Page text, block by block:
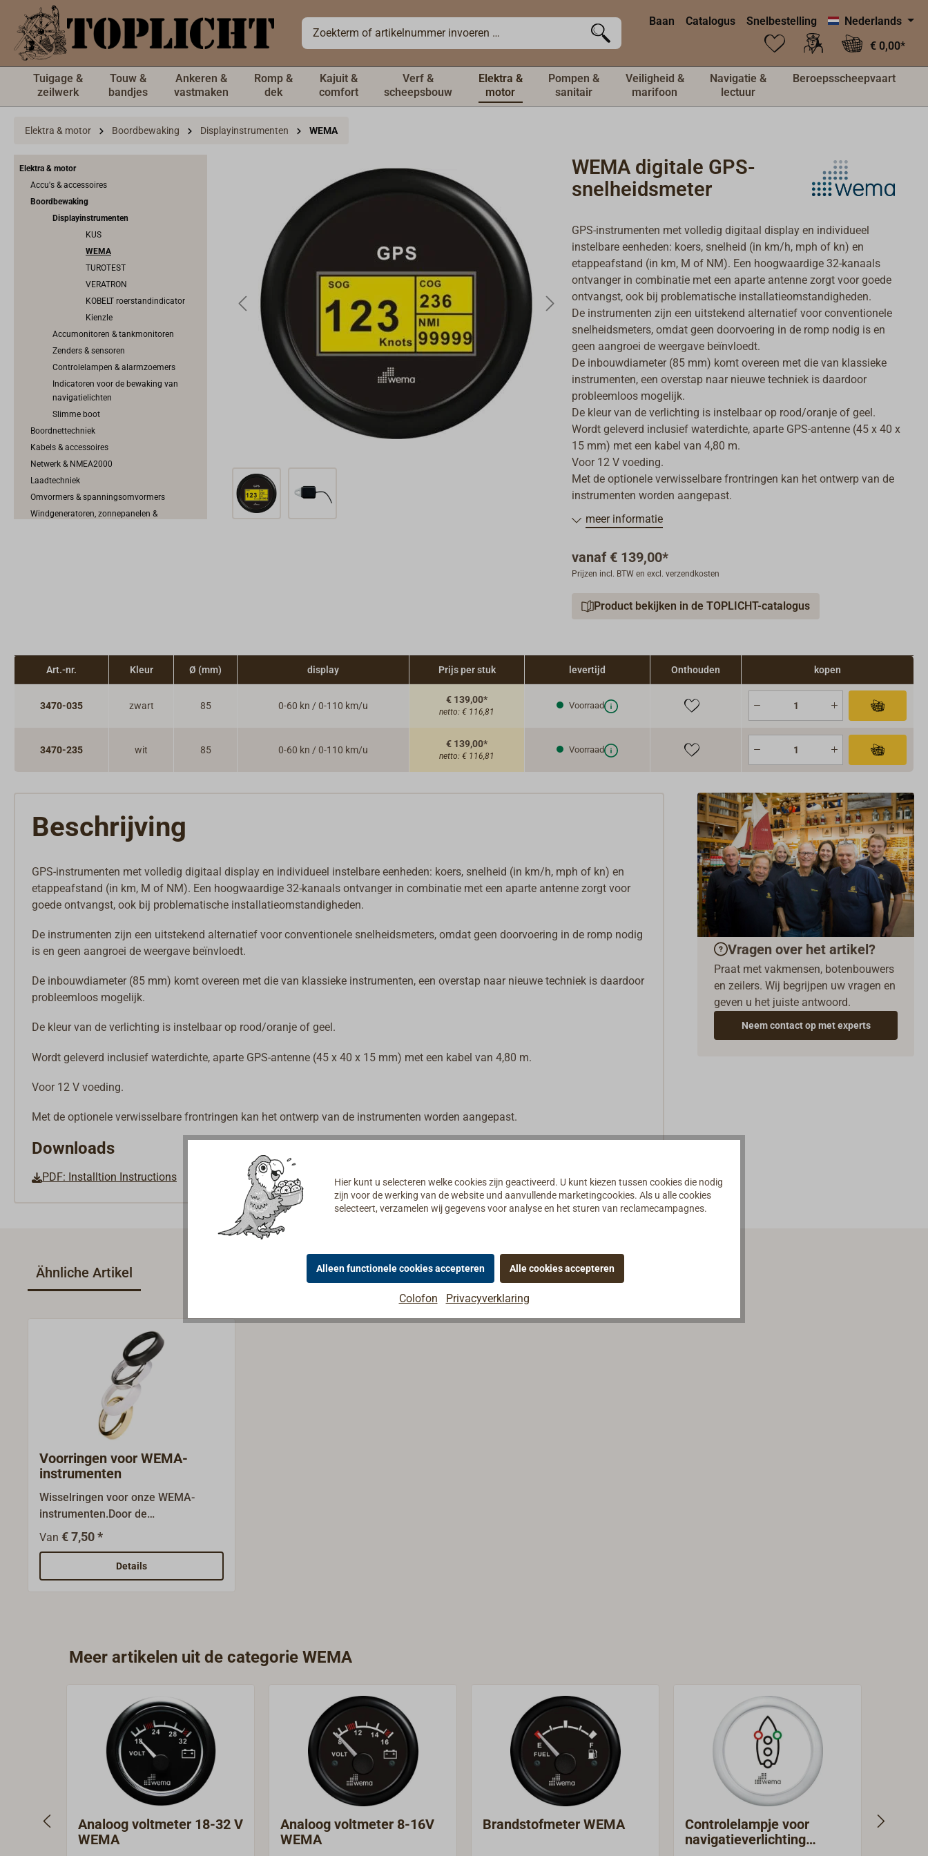
hoofdinhoud Baan Catalogus Snelbestelling
Nederlands
€ 0,00*
Tuigage &
zeilwerk
Touw &
bandjes
Ankeren &
vastmaken
Romp &
dek
Kajuit &
comfort
Verf &
scheepsbouw
Elektra &
motor
Pompen &
sanitair
Veiligheid &
marifoon
Navigatie &
lectuur
Beroepsscheepvaart
Elektra & motor Boordbewaking Displayinstrumenten WEMA
Elektra & motor
Accu's & accessoires
Boordbewaking
Displayinstrumenten
KUS
WEMA
TUROTEST
VERATRON
KOBELT roerstandindicator
Kienzle
Accumonitoren & tankmonitoren
Zenders & sensoren
Controlelampen & alarmzoemers
Indicatoren voor de bewaking van
navigatielichten
Slimme boot
Boordnettechniek
Kabels & accessoires
Netwerk & NMEA2000
Laadtechniek
Omvormers & spanningsomvormers
Windgeneratoren, zonnepanelen &
WEMA digitale GPS-
snelheidsmeter
GPS-instrumenten met volledig digitaal display en individueel
instelbare eenheden: koers, snelheid (in km/h, mph of kn) en
etappeafstand (in km, M of NM). Een hoogwaardige 32-kanaals
ontvanger in combinatie met een aparte antenne zorgt voor goede
ontvangst, ook bij problematische installatieomstandigheden.
De instrumenten zijn een uitstekend alternatief voor conventionele
snelheidsmeters, omdat geen doorvoering in de romp nodig is en
geen aangroei de weergave beïnvloedt.
De inbouwdiameter (85 mm) komt overeen met die van klassieke
instrumenten, een overstap naar nieuwe techniek is daardoor
probleemloos mogelijk.
De kleur van de verlichting is instelbaar op rood/oranje of geel.
Wordt geleverd inclusief waterdichte, aparte GPS-antenne (45 x 40 x
15 mm) met een kabel van 4,80 m.
Voor 12 V voeding.
Met de optionele verwisselbare frontringen kan het ontwerp van de
instrumenten worden aangepast.
meer informatie
vanaf € 139,00*
Prijzen incl. BTW en excl. verzendkosten
Product bekijken in de TOPLICHT-catalogus
Art.-nr. Kleur Ø (mm) display Prijs per stuk levertijd Onthouden kopen
3470-035 zwart 85 0-60 kn / 0-110 km/u
€ 139,00*
netto: € 116,81
Voorraad
3470-235 wit 85 0-60 kn / 0-110 km/u
€ 139,00*
netto: € 116,81
Voorraad
Beschrijving
GPS-instrumenten met volledig digitaal display en individueel instelbare eenheden: koers, snelheid (in km/h, mph of kn) en
etappeafstand (in km, M of NM). Een hoogwaardige 32-kanaals ontvanger in combinatie met een aparte antenne zorgt voor
goede ontvangst, ook bij problematische installatieomstandigheden.
De instrumenten zijn een uitstekend alternatief voor conventionele snelheidsmeters, omdat geen doorvoering in de romp nodig
is en geen aangroei de weergave beïnvloedt.
De inbouwdiameter (85 mm) komt overeen met die van klassieke instrumenten, een overstap naar nieuwe techniek is daardoor
probleemloos mogelijk.
De kleur van de verlichting is instelbaar op rood/oranje of geel.
Wordt geleverd inclusief waterdichte, aparte GPS-antenne (45 x 40 x 15 mm) met een kabel van 4,80 m.
Voor 12 V voeding.
Met de optionele verwisselbare frontringen kan het ontwerp van de instrumenten worden aangepast.
Downloads
PDF: Installtion Instructions
Vragen over het artikel?
Praat met vakmensen, botenbouwers
en zeilers. Wij begrijpen uw vragen en
geven u het juiste antwoord.
Neem contact op met experts
Ähnliche Artikel
Voorringen voor WEMA-
instrumenten
Wisselringen voor onze WEMA-
instrumenten.Door de
bajonetbevestiging kunnen de
originele ringen eenvoudig worden
vervangen, zodat de instrumenten
aan het design aangepast kunnen
vrijwel vlak gemonteerd kunnen
worden (vlakmontage).
Van € 7,50 *
Details
Meer artikelen uit de categorie WEMA
Analoog voltmeter 18-32 V
WEMA
Analoog voltmeter 8-16V
WEMA
Brandstofmeter WEMA
Controlelampje voor
navigatieverlichting
Hier kunt u selecteren welke cookies zijn geactiveerd. U kunt kiezen tussen cookies die nodig
zijn voor de werking van de website und aanvullende marketingcookies. Als u alle cookies
selecteert, verzamelen wij gegevens voor analyse en het sturen van reclamecampagnes.
Alleen functionele cookies accepteren Alle cookies accepteren
Colofon Privacyverklaring